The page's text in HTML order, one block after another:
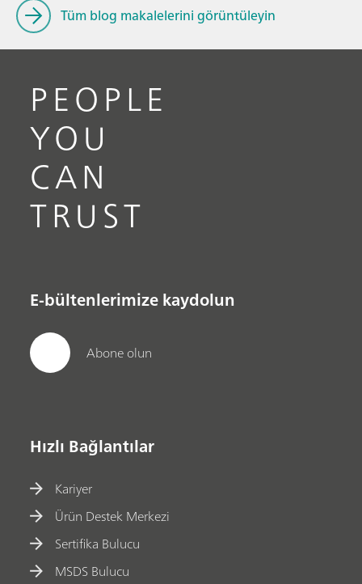
Tüm blog makalelerini görüntüleyin
PEOPLE
YOU
CAN
TRUST
E-bültenlerimize kaydolun
Abone olun
Hızlı Bağlantılar
Kariyer
Ürün Destek Merkezi
Sertifika Bulucu
MSDS Bulucu